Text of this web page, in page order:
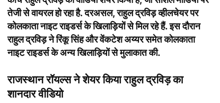
तेजी से वायरल हो रहा है. दरअसल, राहुल द्रविड़ व्हीलचेयर पर
कोलकाता नाइट राइडर्स के खिलाड़ियों से मिल रहे हैं. इस दौरान
राहुल द्रविड़ ने रिंकू सिंह और वेंकटेश अय्यर समेत कोलकाता
नाइट राइडर्स के अन्य खिलाड़ियों से मुलाकात की.
राजस्थान रॉयल्स ने शेयर किया राहुल द्रविड़ का
शानदार वीडियो